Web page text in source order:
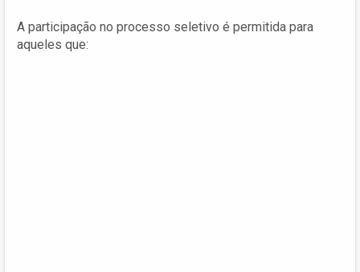
A participação no processo seletivo é permitida para
aqueles que: